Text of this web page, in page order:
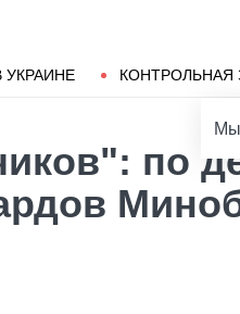
КОНТРОЛЬНАЯ
Мы
по